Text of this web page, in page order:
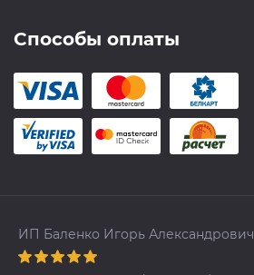
Способы оплаты
ИП Баленко Игорь Александрович